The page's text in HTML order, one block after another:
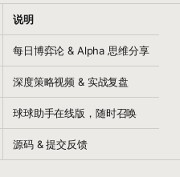
说明
每日博弈论 & Alpha 思维分享
深度策略视频 & 实战复盘
球球助手在线版，随时召唤
源码 & 提交反馈